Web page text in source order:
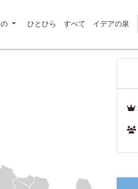
ひとひら すべて イデアの泉